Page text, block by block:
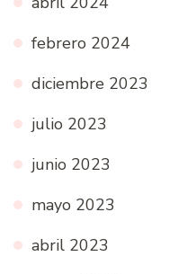
febrero 2024
diciembre 2023
julio 2023
junio 2023
mayo 2023
abril 2023